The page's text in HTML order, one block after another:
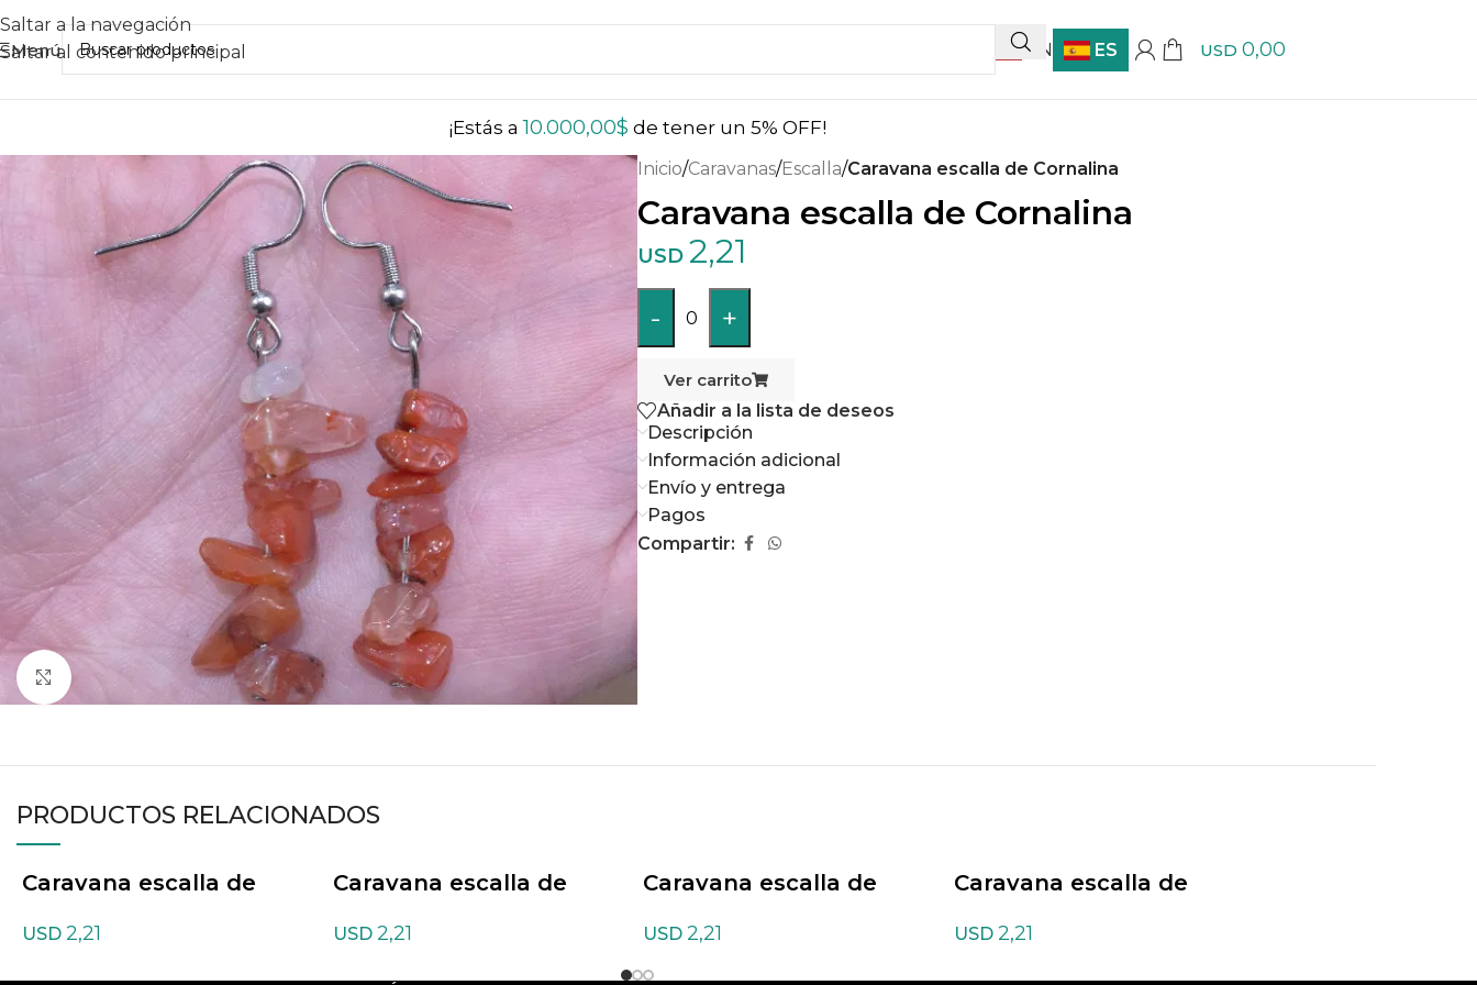
Saltar a la navegación
Saltar al contenido principal
Menú EN ES USD 0,00
¡Estás a10.000,00$ de tener un 5% OFF!
Haga clic para ampliar
Inicio/Caravanas/Escalla/Caravana escalla de Cornalina
Caravana escalla de Cornalina
USD 2,21
- 0 +
Ver carrito
Añadir a la lista de deseos
Descripción
Información adicional
Envío y entrega
Pagos
Compartir:
PRODUCTOS RELACIONADOS
Caravana escalla de
USD 2,21
Caravana escalla de
USD 2,21
Caravana escalla de
USD 2,21
Caravana escalla de
USD 2,21